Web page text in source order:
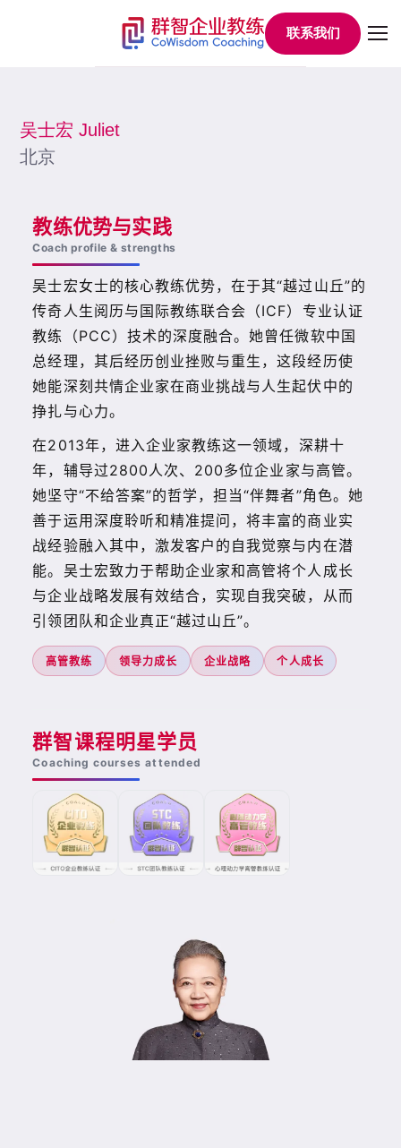
联系我们
吴士宏 Juliet
北京
教练优势与实践
Coach profile & strengths
吴士宏女士的核心教练优势，在于其“越过山丘”的
传奇人生阅历与国际教练联合会（ICF）专业认证
教练（PCC）技术的深度融合。她曾任微软中国
总经理，其后经历创业挫败与重生，这段经历使
她能深刻共情企业家在商业挑战与人生起伏中的
挣扎与心力。
在2013年，进入企业家教练这一领域，深耕十
年，辅导过2800人次、200多位企业家与高管。
她坚守“不给答案”的哲学，担当“伴舞者”角色。她
善于运用深度聆听和精准提问，将丰富的商业实
战经验融入其中，激发客户的自我觉察与内在潜
能。吴士宏致力于帮助企业家和高管将个人成长
与企业战略发展有效结合，实现自我突破，从而
引领团队和企业真正“越过山丘”。
高管教练 领导力成长 企业战略 个人成长
群智课程明星学员
Coaching courses attended